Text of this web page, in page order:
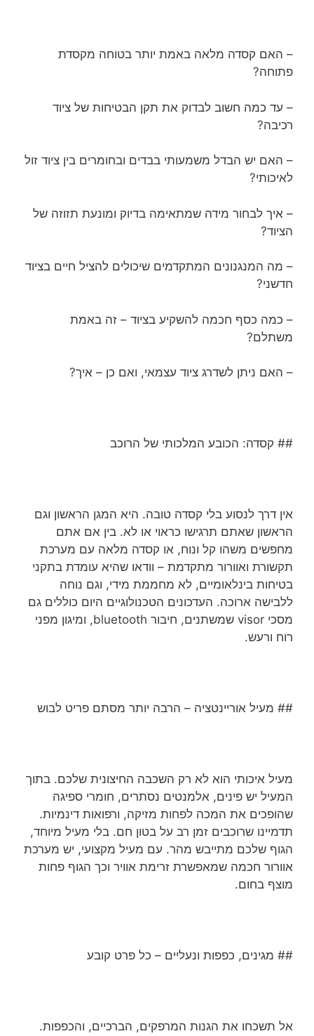
– האם קסדה מלאה באמת יותר בטוחה מקסדת
פתוחה?
– עד כמה חשוב לבדוק את תקן הבטיחות של ציוד
רכיבה?
– האם יש הבדל משמעותי בבדים ובחומרים בין ציוד זול
לאיכותי?
– איך לבחור מידה שמתאימה בדיוק ומונעת תזוזה של
הציוד?
– מה המנגנונים המתקדמים שיכולים להציל חיים בציוד
חדשני?
– כמה כסף חכמה להשקיע בציוד – זה באמת
משתלם?
– האם ניתן לשדרג ציוד עצמאי, ואם כן – איך?
## קסדה: הכובע המלכותי של הרוכב
אין דרך לנסוע בלי קסדה טובה. היא המגן הראשון וגם
הראשון שאתם תרגישו כראוי או לא. בין אם אתם
מחפשים משהו קל ונוח, או קסדה מלאה עם מערכת
תקשורת ואוורור מתקדמת – וודאו שהיא עומדת בתקני
בטיחות בינלאומיים, לא מחממת מידי, וגם נוחה
ללבישה ארוכה. העדכונים הטכנולוגיים היום כוללים גם
מסכי visor שמשתנים, חיבור bluetooth, ומיגון מפני
רוח ורעש.
## מעיל אוריינטציה – הרבה יותר מסתם פריט לבוש
מעיל איכותי הוא לא רק השכבה החיצונית שלכם. בתוך
המעיל יש פינים, אלמנטים נסתרים, חומרי ספיגה
שהופכים את המכה לפחות מזיקה, ורפואות דינמיות.
תדמיינו שרוכבים זמן רב על בטון חם. בלי מעיל מיוחד,
הגוף שלכם מתייבש מהר. עם מעיל מקצועי, יש מערכת
אוורור חכמה שמאפשרת זרימת אוויר וכך הגוף פחות
מוצף בחום.
## מגינים, כפפות ונעליים – כל פרט קובע
אל תשכחו את הגנות המרפקים, הברכיים, והכפפות.